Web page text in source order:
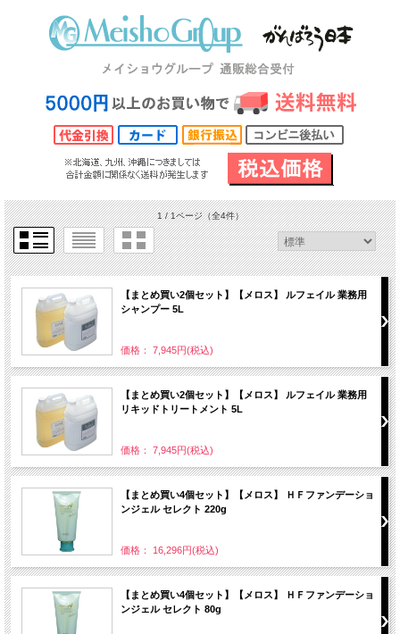
1 / 1ページ（全4件）
【まとめ買い2個セット】【メロス】 ルフェイル 業務用
シャンプー 5L
価格： 7,945円(税込)
【まとめ買い2個セット】【メロス】 ルフェイル 業務用
リキッドトリートメント 5L
価格： 7,945円(税込)
【まとめ買い4個セット】【メロス】 ＨＦファンデーショ
ンジェル セレクト 220g
価格： 16,296円(税込)
【まとめ買い4個セット】【メロス】 ＨＦファンデーショ
ンジェル セレクト 80g